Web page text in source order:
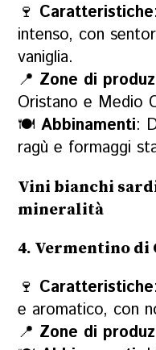
🍷 Caratteristiche
intenso, con
vaniglia.
📍 Zone di
Oristano e Medio
🍽Abbinamenti:
ragù e formaggi
Vini bianchi
mineralità
4. Vermentino di
🍷 Caratteristiche
e aromatico, con
📍 Zone di